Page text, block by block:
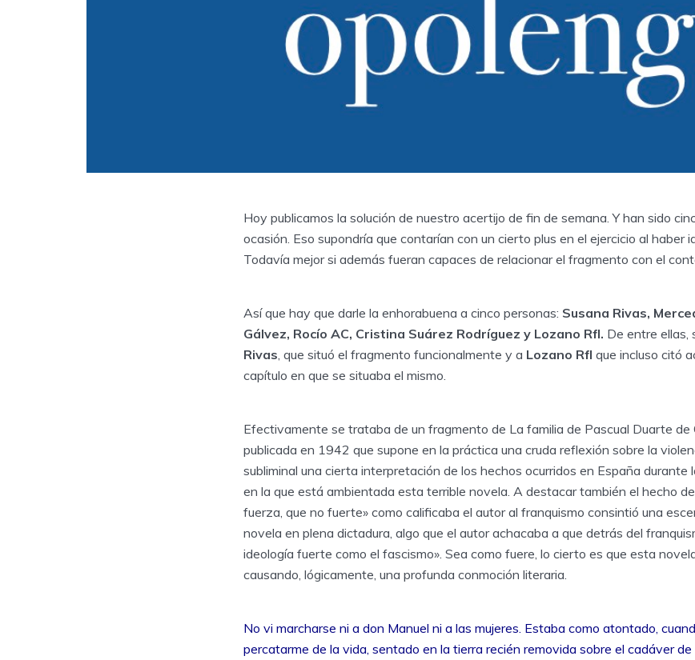
Hoy publicamos la solución de nuestro acertijo de fin de semana. Y han sido
ocasión. Eso supondría que contarían con un cierto plus en el ejercicio al haber
Todavía mejor si además fueran capaces de relacionar el fragmento con el
Así que hay que darle la enhorabuena a cinco personas: Susana Rivas,
Gálvez, Rocío AC, Cristina Suárez Rodríguez y Lozano Rfl. De entre ellas,
Rivas, que situó el fragmento funcionalmente y a Lozano Rfl que incluso citó
capítulo en que se situaba el mismo.
Efectivamente se trataba de un fragmento de La familia de Pascual Duarte de
publicada en 1942 que supone en la práctica una cruda reflexión sobre la
subliminal una cierta interpretación de los hechos ocurridos en España durante
en la que está ambientada esta terrible novela. A destacar también el hecho
fuerza, que no fuerte» como calificaba el autor al franquismo consintió una
novela en plena dictadura, algo que el autor achacaba a que detrás del
ideología fuerte como el fascismo». Sea como fuere, lo cierto es que esta
causando, lógicamente, una profunda conmoción literaria.
No vi marcharse ni a don Manuel ni a las mujeres. Estaba como atontado,
percatarme de la vida, sentado en la tierra recién removida sobre el cadáver de